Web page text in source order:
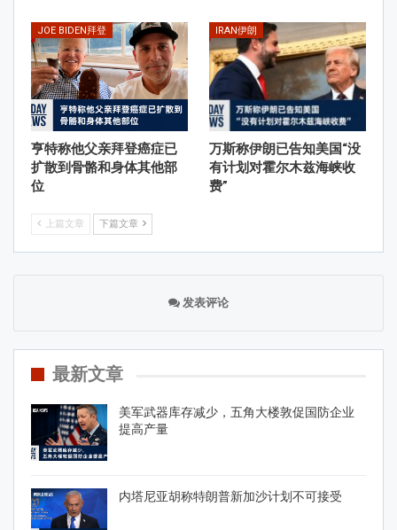
JOE BIDEN拜登
亨特称他父亲拜登癌症已
扩散到骨骼和身体其他部
位
IRAN伊朗
万斯称伊朗已告知美国“没
有计划对霍尔木兹海峡收
费”
上篇文章 下篇文章
发表评论
最新文章
美军武器库存减少，五角大楼敦促国防企业
提高产量
内塔尼亚胡称特朗普新加沙计划不可接受